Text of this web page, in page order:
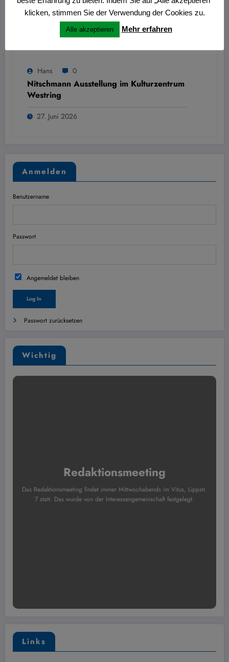
Hans 0
Nitschmann Ausstellung im Kulturzentrum
Westring
27. Juni 2026
Anmelden
Benutzername
Passwort
Angemeldet bleiben
Passwort zurücksetzen
Wichtig
Redaktionsmeeting
Das Redaktionsmeeting findet immer Mittwochabends im Vitus, Lippstr.
7 statt. Das wurde von der Interessengemeinschaft festgelegt.
Links
klicken, stimmen Sie der Verwendung der Cookies zu.
Alle akzeptieren Mehr erfahren